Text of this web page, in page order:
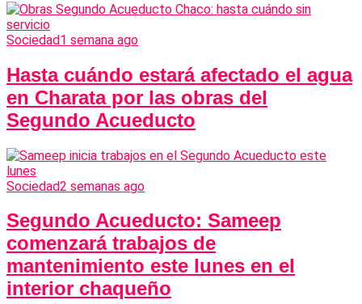
Sociedad1 semana ago
Hasta cuándo estará afectado el agua
en Charata por las obras del
Segundo Acueducto
Sociedad2 semanas ago
Segundo Acueducto: Sameep
comenzará trabajos de
mantenimiento este lunes en el
interior chaqueño